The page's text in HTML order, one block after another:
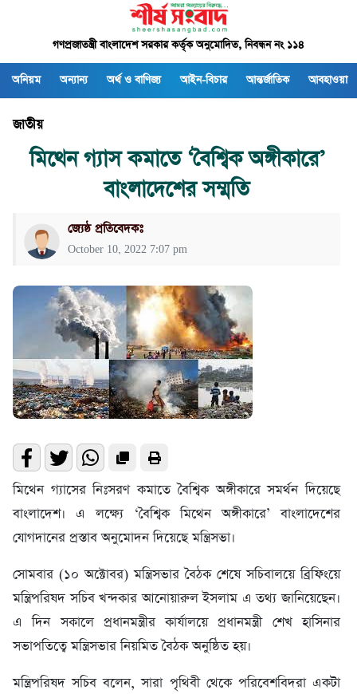
গণপ্রজাতন্ত্রী বাংলাদেশ সরকার কর্তৃক অনুমোদিত, নিবন্ধন নং ১১৪
অনিয়ম অন্যান্য অর্থ ও বাণিজ্য আইন-বিচার আন্তর্জাতিক আবহাওয়া
জাতীয়
মিথেন গ্যাস কমাতে ‘বৈশ্বিক অঙ্গীকারে’
বাংলাদেশের সম্মতি
জ্যেষ্ঠ প্রতিবেদকঃ
October 10, 2022 7:07 pm
মিথেন গ্যাসের নিঃসরণ কমাতে বৈশ্বিক অঙ্গীকারে সমর্থন দিয়েছে
বাংলাদেশ। এ লক্ষ্যে ‘বৈশ্বিক মিথেন অঙ্গীকারে’ বাংলাদেশের
যোগদানের প্রস্তাব অনুমোদন দিয়েছে মন্ত্রিসভা।
সোমবার (১০ অক্টোবর) মন্ত্রিসভার বৈঠক শেষে সচিবালয়ে ব্রিফিংয়ে
মন্ত্রিপরিষদ সচিব খন্দকার আনোয়ারুল ইসলাম এ তথ্য জানিয়েছেন।
এ দিন সকালে প্রধানমন্ত্রীর কার্যালয়ে প্রধানমন্ত্রী শেখ হাসিনার
সভাপতিত্বে মন্ত্রিসভার নিয়মিত বৈঠক অনুষ্ঠিত হয়।
মন্ত্রিপরিষদ সচিব বলেন, সারা পৃথিবী থেকে পরিবেশবিদরা একটা